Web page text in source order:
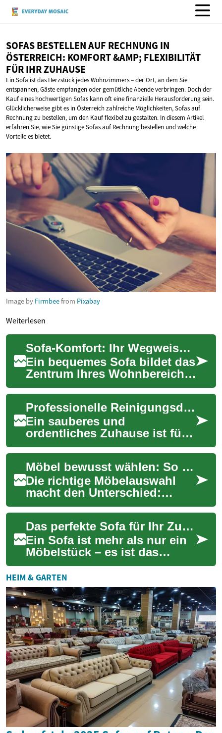
SOFAS BESTELLEN AUF RECHNUNG IN
ÖSTERREICH: KOMFORT &AMP; FLEXIBILITÄT
FÜRIHR ZUHAUSE
Ein Sofa ist das Herzstück jedes Wohnzimmers – der Ort, an dem Sie
entspannen, Gäste empfangen oder gemütliche Abende verbringen. Doch der
Kauf eines hochwertigen Sofas kann oft eine finanzielle Herausforderung sein.
Glücklicherweise gibt es in Österreich zahlreiche Möglichkeiten, Sofas auf
Rechnung zu bestellen, um den Kauf flexibel zu gestalten. In diesem Artikel
erfahren Sie, wie Sie günstige Sofas auf Rechnung bestellen und welche
Vorteile es bietet.
Image by Firmbeefrom Pixabay
Weiterlesen
Sofa-Komfort: Ihr Wegweiser zur perfekten Couch
Ein bequemes Sofa bildet das
Zentrum Ihres Wohnbereichs.
Als Ort der Entspannung und
Geselligkeit verdient die
Auswah...
Professionelle Reinigungsdienste: Mehr Zeit und Komfort für Ihr Zuhause
Ein sauberes und
ordentliches Zuhause ist für
viele Menschen ein wichtiger
Aspekt des täglichen Lebens.
Doch nicht je...
Möbel bewusst wählen: So gestalten Sie Ihr Zuhause
Die richtige Möbelauswahl
macht den Unterschied:
Erfahren Sie, wie Sofas,
Schränke und
multifunktionale Stücke Ihr
Zu...
Das perfekte Sofa für Ihr Zuhause: Komfort und Stil in einem Möbelstück
Ein Sofa ist mehr als nur ein
Möbelstück – es ist das
Herzstück des Wohnzimmers
und oft der meistgenutzte
Platz im ga...
HEIM & GARTEN